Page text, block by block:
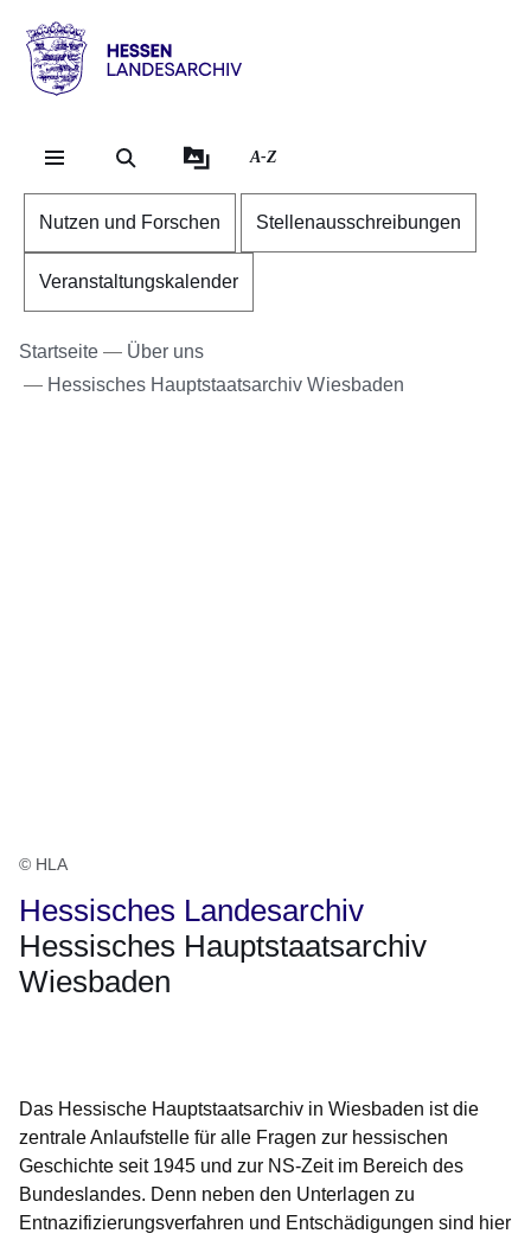
Hessen
Landesarchiv
A-Z
Nutzen und Forschen Stellenausschreibungen
Veranstaltungskalender
Startseite
Über uns
Hessisches Hauptstaatsarchiv Wiesbaden
© HLA
Hessisches Landesarchiv
Hessisches Hauptstaatsarchiv
Wiesbaden
Das Hessische Hauptstaatsarchiv in Wiesbaden ist die
zentrale Anlaufstelle für alle Fragen zur hessischen
Geschichte seit 1945 und zur NS-Zeit im Bereich des
Bundeslandes. Denn neben den Unterlagen zu
Entnazifizierungsverfahren und Entschädigungen sind hier